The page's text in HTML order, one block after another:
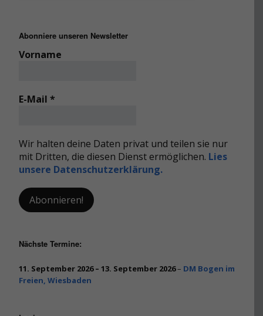
Abonniere unseren Newsletter
Vorname
E-Mail *
Wir halten deine Daten privat und teilen sie nur
mit Dritten, die diesen Dienst ermöglichen. Lies
unsere Datenschutzerklärung.
Nächste Termine:
11. September 2026 – 13. September 2026– DM Bogen im
Freien, Wiesbaden